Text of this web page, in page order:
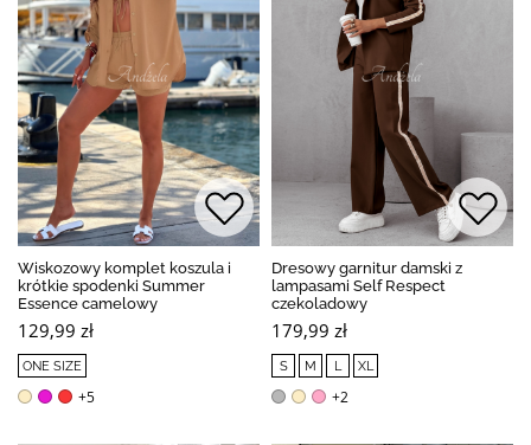
Wiskozowy komplet koszula i
krótkie spodenki Summer
Essence camelowy
129,99 zł
ONE SIZE
+5
Dresowy garnitur damski z
lampasami Self Respect
czekoladowy
179,99 zł
S M L XL
+2